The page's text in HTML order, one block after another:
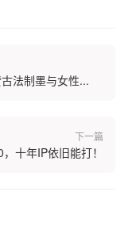
法制墨与女性...
下一篇
十年IP依旧能打！